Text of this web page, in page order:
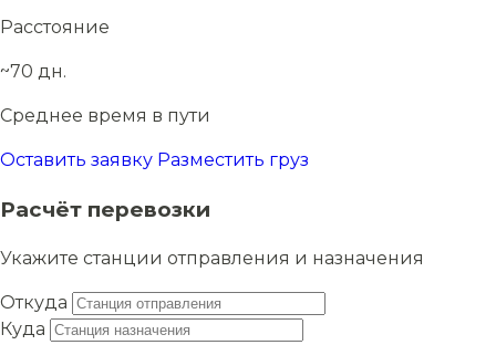
Расстояние
~70 дн.
Среднее время в пути
Оставить заявку Разместить груз
Расчёт перевозки
Укажите станции отправления и назначения
Откуда
Куда